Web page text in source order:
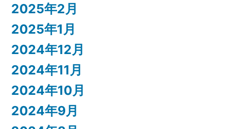
2025年2月
2025年1月
2024年12月
2024年11月
2024年10月
2024年9月